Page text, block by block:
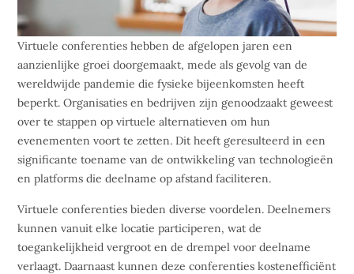
Virtuele conferenties hebben de afgelopen jaren een
aanzienlijke groei doorgemaakt, mede als gevolg van de
wereldwijde pandemie die fysieke bijeenkomsten heeft
beperkt. Organisaties en bedrijven zijn genoodzaakt geweest
over te stappen op virtuele alternatieven om hun
evenementen voort te zetten. Dit heeft geresulteerd in een
significante toename van de ontwikkeling van technologieën
en platforms die deelname op afstand faciliteren.
Virtuele conferenties bieden diverse voordelen. Deelnemers
kunnen vanuit elke locatie participeren, wat de
toegankelijkheid vergroot en de drempel voor deelname
verlaagt. Daarnaast kunnen deze conferenties kostenefficiënt